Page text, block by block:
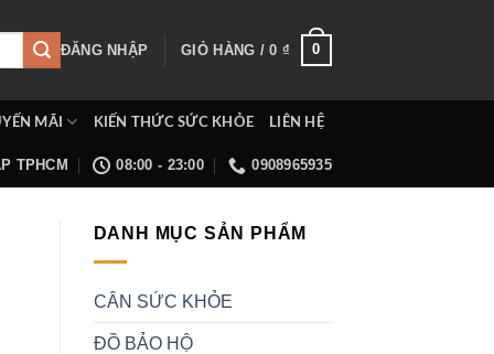
ĐĂNG NHẬP GIỎ HÀNG /0 ₫ 0
MÃI KIẾN THỨC SỨC KHỎE LIÊN HỆ
TPHCM 08:00 - 23:00 0908965935
DANH MỤC SẢN PHẨM
CÂN SỨC KHỎE
ĐỒ BẢO HỘ